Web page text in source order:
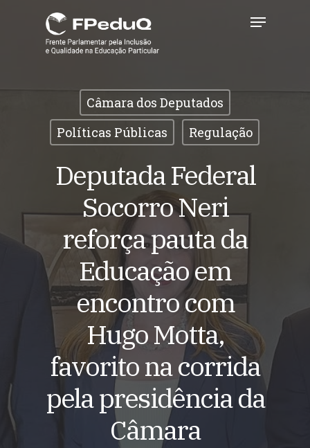
Menu
Câmara dos Deputados
Políticas Públicas
Regulação
Deputada Federal
Socorro Neri
reforça pauta da
Educação em
encontro com
Hugo Motta,
favorito na corrida
pela presidência da
Câmara